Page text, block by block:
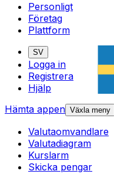
Personligt
Företag
Plattform
SV
Logga in
Registrera
Hjälp
Hämta appen Växla meny
Valutaomvandlare
Valutadiagram
Kurslarm
Skicka pengar